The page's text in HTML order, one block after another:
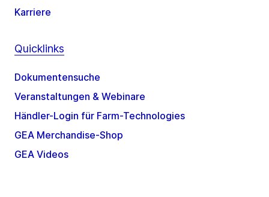
Karriere
Quicklinks
Dokumentensuche
Veranstaltungen & Webinare
Händler-Login für Farm-Technologies
GEA Merchandise-Shop
GEA Videos